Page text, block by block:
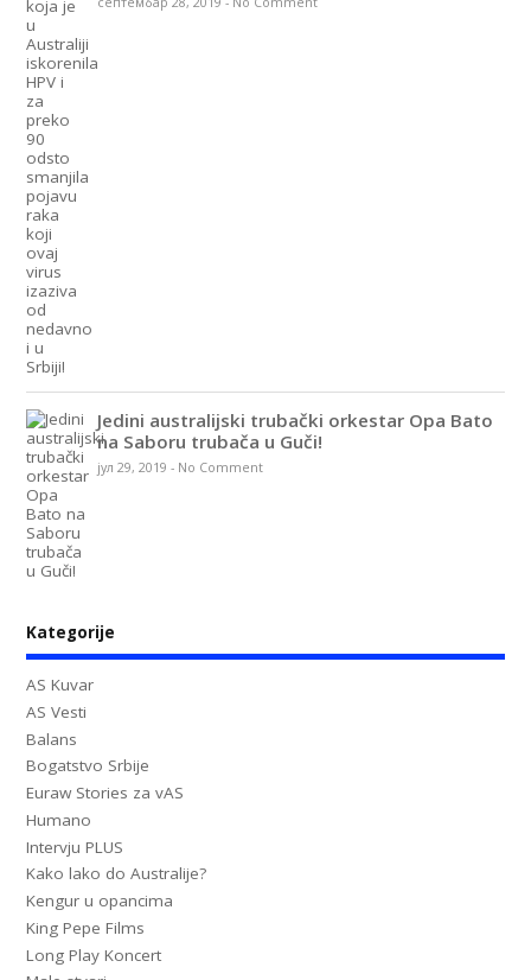
Jedini australijski trubački orkestar Opa Bato
na Saboru trubača u Guči!
јул 29, 2019 - No Comment
Kategorije
AS Kuvar
AS Vesti
Balans
Bogatstvo Srbije
Euraw Stories za vAS
Humano
Intervju PLUS
Kako lako do Australije?
Kengur u opancima
King Pepe Films
Long Play Koncert